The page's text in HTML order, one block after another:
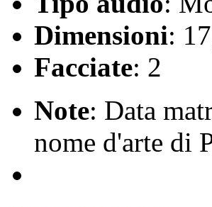
Dimensioni:
Facciate: 2
Note: Data
nome d'arte di